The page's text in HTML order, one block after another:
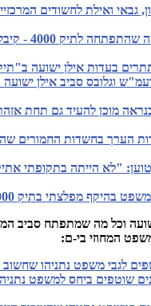
לחשודים המרכזיים בתיק
איך זה שהיחיד שדיווח אמת בפרשה שהתפתחה לתיק 4000 - קיבל כתב
ישועה ב"תיק 4000"
.
אילן ישועה כדי
גם תחת אזהרה בתיק
החמורים שהתעוררו
בתקופתי אתיקה
בתיק 4000
.
שמתפתח סביב המשפט
בי-ם:
שוטפים ביחס למשפט נתניהו שחשוב